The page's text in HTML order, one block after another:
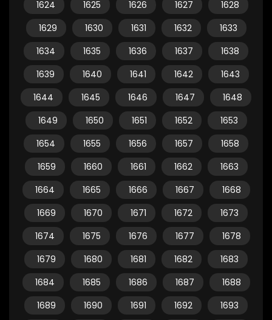
1624
1625 1626 1627
1628
1629
1630 1631 1632
1633
1634
1635 1636 1637
1638
1639
1640 1641 1642
1643
1644
1645 1646 1647
1648
1649
1650 1651 1652
1653
1654
1655 1656 1657
1658
1659
1660 1661 1662
1663
1664
1665 1666 1667
1668
1669
1670 1671 1672
1673
1674
1675 1676 1677
1678
1679
1680 1681 1682
1683
1684
1685 1686 1687
1688
1689
1690 1691 1692
1693